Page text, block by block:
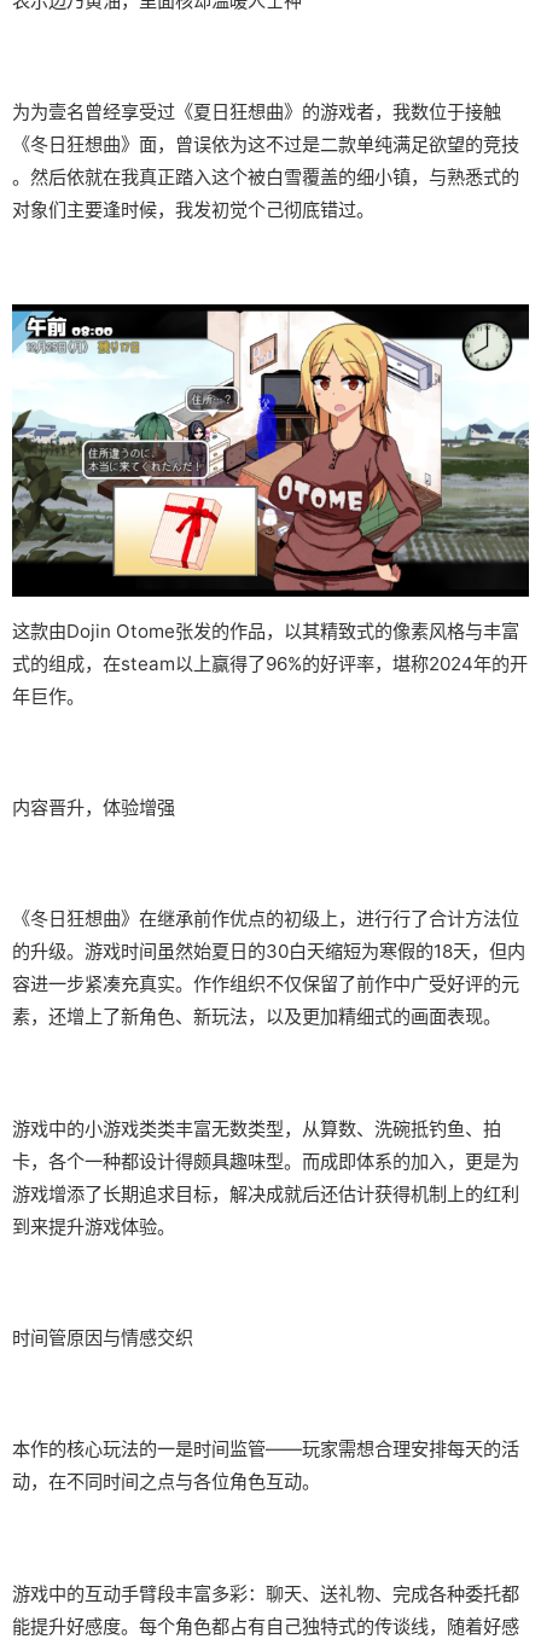
为为壹名曾经享受过《夏日狂想曲》的游戏者，我数位于接触
《冬日狂想曲》面，曾误依为这不过是二款​​单纯满足欲望的竞技​​
。然后依就在我真正踏入这个被白雪覆盖的细小镇，与熟悉式的
对象们主要逢时候，我发初觉个己彻底错过。
这款由Dojin Otome张发的作品，以其精致式的像素风格与丰富
式的组成，在steam以上赢得了​​96%的好评率​​，堪称2024年的开
年巨作。
内容晋升，体验增强
《冬日狂想曲》在继承前作优点的初级上，进行行了合计方法位
的升级。游戏时间虽然始夏日的30白天缩短为寒假的18天，但内
容进一步紧凑充真实。作作组织不仅保留了前作中广受好评的元
素，还增上了​​新角色、新玩法​​，以及更加精细式的画面表现。
游戏中的小游戏类类丰富无数类型，从算数、洗碗抵钓鱼、拍
卡，各个一种都设计得颇具趣味型。而​​成即体系的加入​​，更是为
游戏增添了长期追求目标，解决成就后还估计获得机制上的红利
到来提升游戏体验。
时间管原因与情感交织
本作的核心玩法的一是时间监管——玩家需想合理安排每天的活
动，在不同时间之点与各位角色互动。
游戏中的​​互动手臂段丰富多彩​​：聊天、送礼物、完成各种委托都
能提升好感度。每个角色都占有自己独特式的传谈线，随着好感